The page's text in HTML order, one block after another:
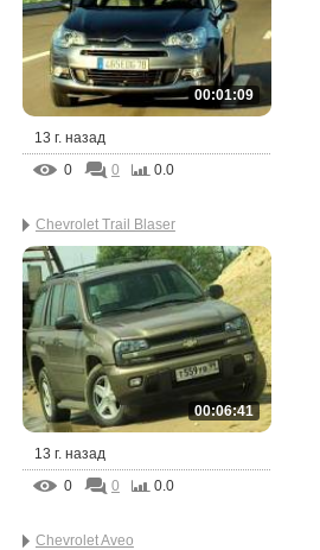
00:01:09
13 г. назад
0
0 0.0
Chevrolet Trail Blaser
00:06:41
13 г. назад
0
0 0.0
Chevrolet Aveo